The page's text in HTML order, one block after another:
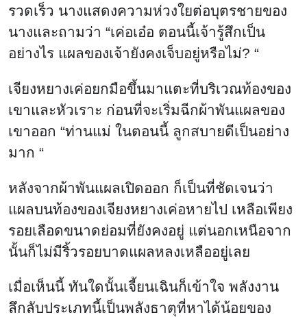
รวดเร็ว นางแสดงความห่วงใยต่อบุตรชายของ
นางและถามว่า “เค่อเอ๋อ ตอนนี้เจ้ารู้สึกเป็น
อย่างไร แผลของเจ้ายังคงเจ็บอยู่หรือไม่? “
เจียงหยางเค่อยกมือขึ้นมาแตะที่บริเวณท้องของ
เขาและหัวเราะ ก่อนที่จะเริ่มฉีกผ้าพันแผลของ
เขาออก “ท่านแม่ ในตอนนี้ ลูกสบายดีเป็นอย่าง
มาก “
หลังจากผ้าพันแผลเปิดออก ก็เป็นที่ชัดเจนว่า
แผลบนท้องของเจียงหยางเค่อหายไป เหลือเพียง
รอยเลือดขนาดย่อมที่ยังคงอยู่ แต่นอกเหนือจาก
นั้นก็ไม่มีริ้วรอยบาดแผลหลงเหลืออยู่เลย
เมื่อเห็นนี้ ทันใดนั้นเจี้ยนเฉินก็เข้าใจ พลังงาน
ลึกลับประเภทนี้เป็นพลังธาตุที่หาได้น้อยของ